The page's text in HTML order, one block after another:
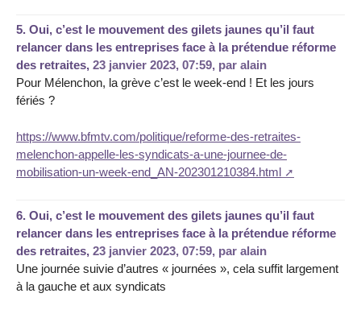
5. Oui, c’est le mouvement des gilets jaunes qu’il faut
relancer dans les entreprises face à la prétendue réforme
des retraites, 23 janvier 2023, 07:59, par alain
Pour Mélenchon, la grève c’est le week-end ! Et les jours
fériés ?
https://www.bfmtv.com/politique/reforme-des-retraites-
melenchon-appelle-les-syndicats-a-une-journee-de-
mobilisation-un-week-end_AN-202301210384.html
6. Oui, c’est le mouvement des gilets jaunes qu’il faut
relancer dans les entreprises face à la prétendue réforme
des retraites, 23 janvier 2023, 07:59, par alain
Une journée suivie d’autres « journées », cela suffit largement
à la gauche et aux syndicats